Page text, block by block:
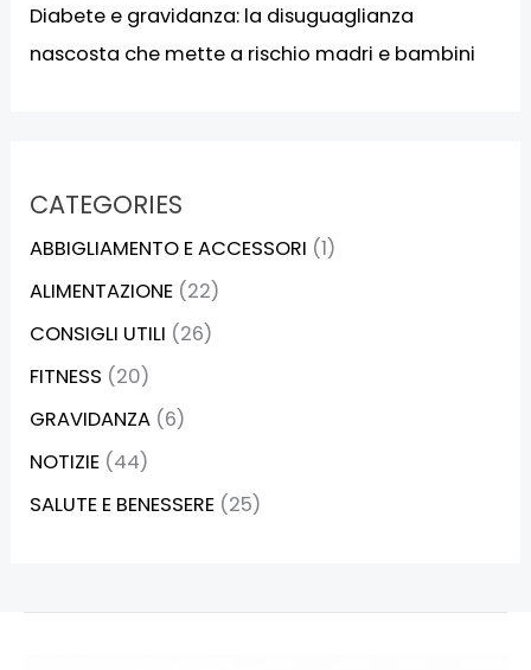
Diabete e gravidanza: la disuguaglianza
nascosta che mette a rischio madri e bambini
CATEGORIES
ABBIGLIAMENTO E ACCESSORI (1)
ALIMENTAZIONE (22)
CONSIGLI UTILI (26)
FITNESS (20)
GRAVIDANZA (6)
NOTIZIE (44)
SALUTE E BENESSERE (25)